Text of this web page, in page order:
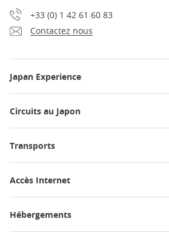
+33 (0) 1 42 61 60 83
Contactez nous
Japan Experience
Circuits au Japon
Transports
Accès Internet
Hébergements